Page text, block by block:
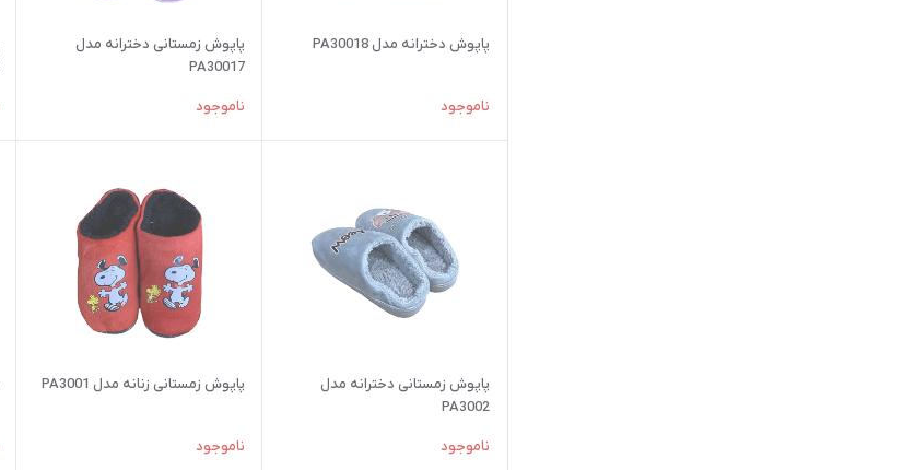
پاپوش دخترانه مدل PA30018
ناموجود
پاپوش زمستانی دخترانه مدل
PA30017
ناموجود
پاپوش زمستانی دخترانه مدل
PA3002
ناموجود
پاپوش زمستانی زنانه مدل PA3001
ناموجود